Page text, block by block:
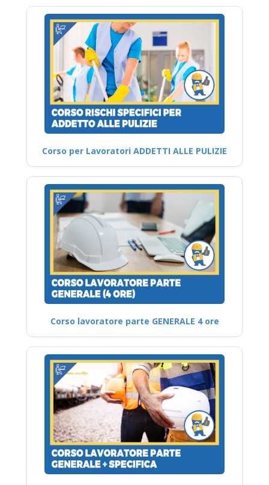
Corso per Lavoratori ADDETTI ALLE PULIZIE
Corso lavoratore parte GENERALE 4 ore